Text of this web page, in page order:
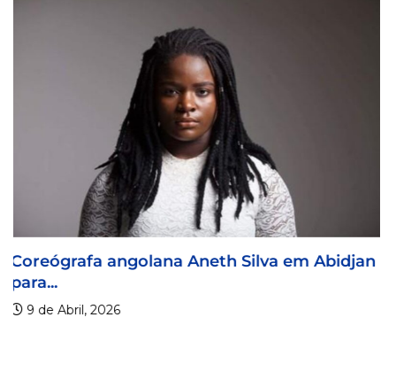
Visa For Music 2026 prorroga prazo de...
9 de Abril, 2026